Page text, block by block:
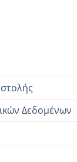
Δεδομένων